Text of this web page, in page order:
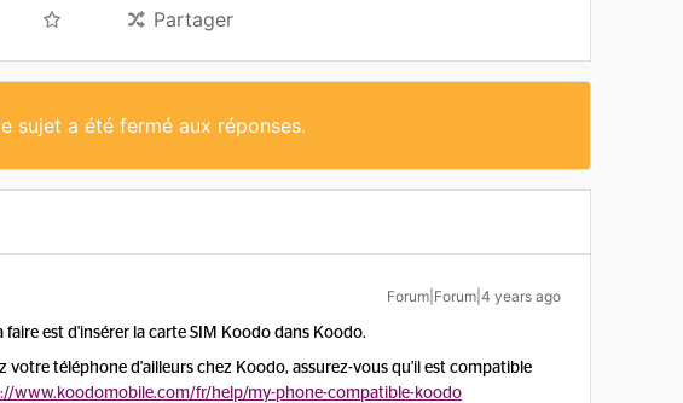
Partager
sujet a été fermé aux réponses.
Forum|Forum|4 years ago
faire est d'insérer la carte SIM Koodo dans Koodo.
votre téléphone d'ailleurs chez Koodo, assurez-vous qu'il est compatible
www.koodomobile.com/fr/help/my-phone-compatible-koodo